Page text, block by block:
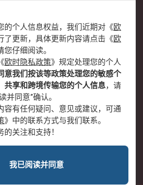
账户和付款
全球办事处
新闻中心
网安备 31011502009054号
的个人信息权益，我们近期对 《欧
了更新，具体更新内容请点击 《欧
您仔细阅读。
《欧时隐私政策》 规定处理您的个人
意我们按该等政策处理您的敏感个
共享和跨境传输您的个人信息，请
并同意”确认。
容有任何疑问、意见或建议，可通
》 中的联系方式与我们联系。
关注和支持！
我已阅读并同意